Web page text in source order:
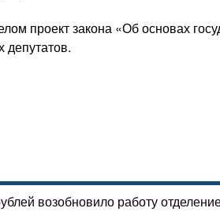
проект закона «Об основах
возобновило работу